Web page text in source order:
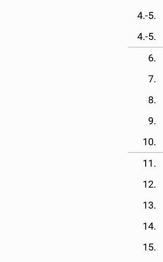
4.-5.
4.-5.
6.
7.
8.
9.
10.
11.
12.
13.
14.
15.